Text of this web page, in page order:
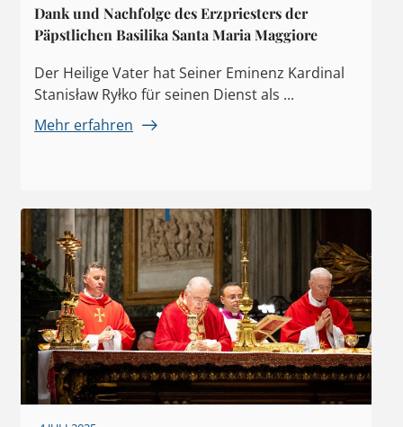
Dank und Nachfolge des Erzpriesters der
Päpstlichen Basilika Santa Maria Maggiore
Der Heilige Vater hat Seiner Eminenz Kardinal
Stanisław Ryłko für seinen Dienst als ...
Mehr erfahren